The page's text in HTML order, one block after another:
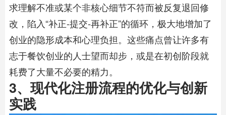
求理解不准或某个非核心细节不符而被反复退回修
改，陷入“补正-提交-再补正”的循环，极大地增加了
创业的隐形成本和心理负担。这些痛点曾让许多有
志于餐饮创业的人士望而却步，或是在初创阶段就
耗费了大量不必要的精力。
3、现代化注册流程的优化与创新
实践